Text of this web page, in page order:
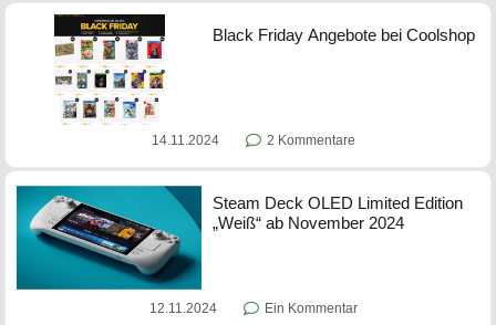
Black Friday Angebote bei Coolshop
14.11.2024 2 Kommentare
Steam Deck OLED Limited Edition
„Weiß“ ab November 2024
12.11.2024 Ein Kommentar